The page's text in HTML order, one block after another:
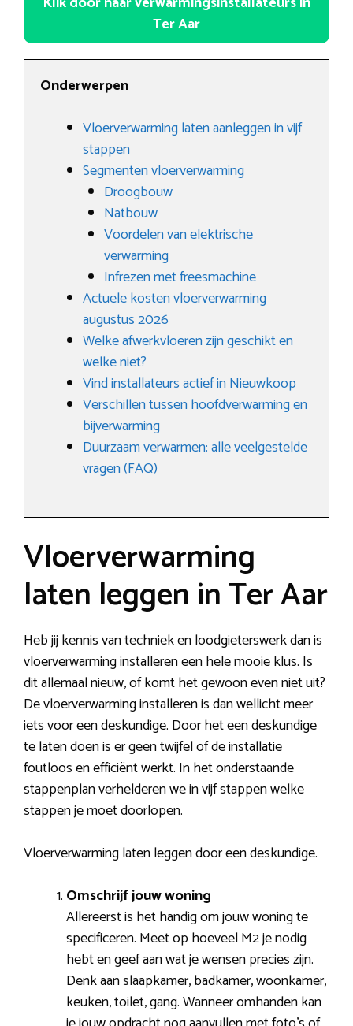
Ter Aar
Onderwerpen
Vloerverwarming laten aanleggen in vijf
stappen
Segmenten vloerverwarming
Droogbouw
Natbouw
Voordelen van elektrische
verwarming
Infrezen met freesmachine
Actuele kosten vloerverwarming
augustus 2026
Welke afwerkvloeren zijn geschikt en
welke niet?
Vind installateurs actief in Nieuwkoop
Verschillen tussen hoofdverwarming en
bijverwarming
Duurzaam verwarmen: alle veelgestelde
vragen (FAQ)
Vloerverwarming
laten leggen in Ter Aar
Heb jij kennis van techniek en loodgieterswerk dan is
vloerverwarming installeren een hele mooie klus. Is
dit allemaal nieuw, of komt het gewoon even niet uit?
De vloerverwarming installeren is dan wellicht meer
iets voor een deskundige. Door het een deskundige
te laten doen is er geen twijfel of de installatie
foutloos en efficiënt werkt. In het onderstaande
stappenplan verhelderen we in vijf stappen welke
stappen je moet doorlopen.
Vloerverwarming laten leggen door een deskundige.
Omschrijf jouw woning
Allereerst is het handig om jouw woning te
specificeren. Meet op hoeveel M2 je nodig
hebt en geef aan wat je wensen precies zijn.
Denk aan slaapkamer, badkamer, woonkamer,
keuken, toilet, gang. Wanneer omhanden kan